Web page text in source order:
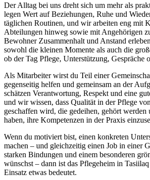
Der Alltag bei uns dreht sich um mehr als
legen Wert auf Beziehungen, Ruhe und
täglichen Routinen, und wir arbeiten eng mit
Abteilungen hinweg sowie mit Angehörigen
Bewohner Zusammenhalt und Anstand
sowohl die kleinen Momente als auch die
ob der Tag Pflege, Unterstützung, Gespräche
Als Mitarbeiter wirst du Teil einer
gegenseitig helfen und gemeinsam an der
schätzen Verantwortung, Respekt und eine
und wir wissen, dass Qualität in der Pflege
geschaffen wird, die gedeihen, gehört
haben, ihre Kompetenzen in der Praxis
Wenn du motiviert bist, einen konkreten
machen – und gleichzeitig einen Job in einer
starken Bindungen und einem besonderen
wünschst – dann ist das Pflegeheim in
Einsatz etwas bedeutet.